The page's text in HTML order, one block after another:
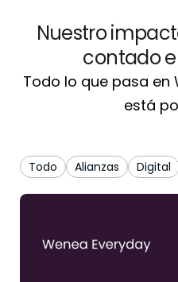
Nuestro
contado
Todo lo que pasa en
está
Todo Alianzas Digital